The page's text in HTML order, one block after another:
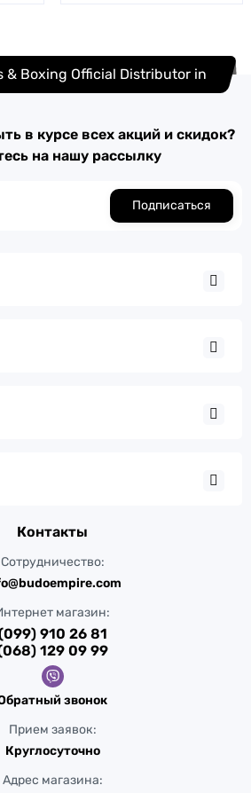
& Boxing Official Distributor in
в курсе всех акций и скидок?
на нашу рассылку
Подписаться
Контакты
Сотрудничество:
магазин:
910 26 81
129 09 99
звонок
Прием заявок:
Круглосуточно
Адрес магазина: